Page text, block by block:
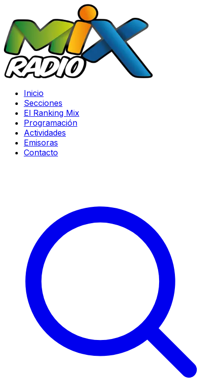
Inicio
Secciones
El Ranking Mix
Programación
Actividades
Emisoras
Contacto